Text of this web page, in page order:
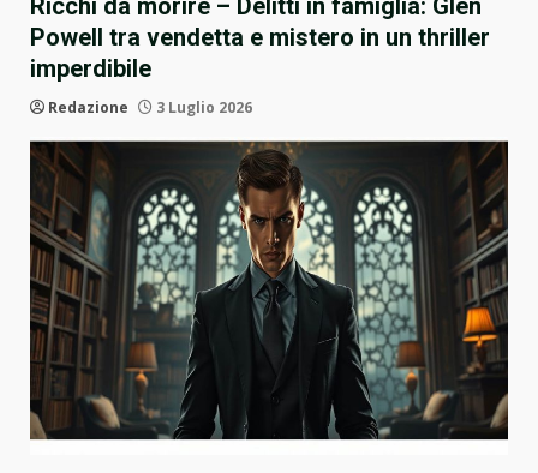
Ricchi da morire – Delitti in famiglia: Glen
Powell tra vendetta e mistero in un thriller
imperdibile
Redazione 3 Luglio 2026